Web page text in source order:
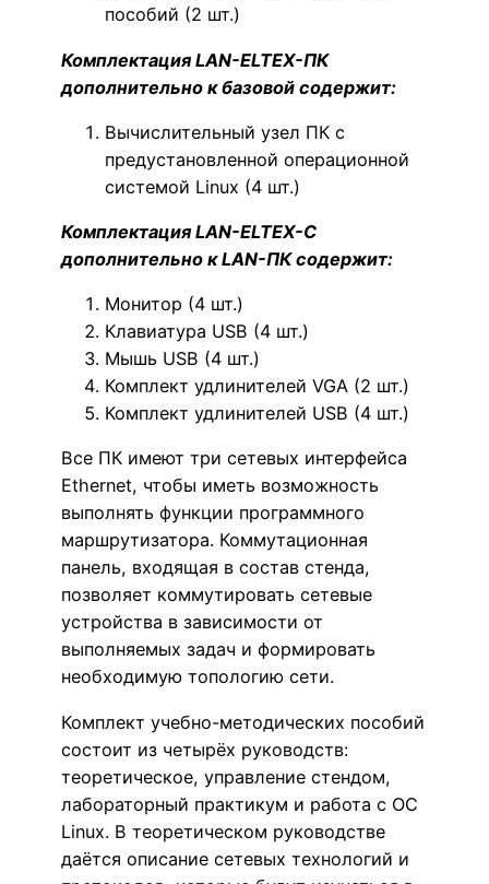
пособий (2 шт.)
Комплектация LAN-ELTEX-ПК
дополнительно к базовой содержит:
Вычислительный узел ПК с
предустановленной операционной
системой Linux (4 шт.)
Комплектация LAN-ELTEX-C
дополнительно к LAN-ПК содержит:
Монитор (4 шт.)
Клавиатура USB (4 шт.)
Мышь USB (4 шт.)
Комплект удлинителей VGA (2 шт.)
Комплект удлинителей USB (4 шт.)
Все ПК имеют три сетевых интерфейса
Ethernet, чтобы иметь возможность
выполнять функции программного
маршрутизатора. Коммутационная
панель, входящая в состав стенда,
позволяет коммутировать сетевые
устройства в зависимости от
выполняемых задач и формировать
необходимую топологию сети.
Комплект учебно-методических пособий
состоит из четырёх руководств:
теоретическое, управление стендом,
лабораторный практикум и работа с ОС
Linux. В теоретическом руководстве
даётся описание сетевых технологий и